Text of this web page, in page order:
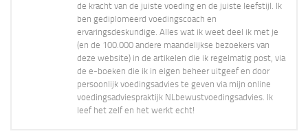
de kracht van de juiste voeding en de juiste leefstijl. Ik
ben gediplomeerd voedingscoach en
ervaringsdeskundige. Alles wat ik weet deel ik met je
(en de 100.000 andere maandelijkse bezoekers van
deze website) in de artikelen die ik regelmatig post, via
de e-boeken die ik in eigen beheer uitgeef en door
persoonlijk voedingsadvies te geven via mijn online
voedingsadviespraktijk NLbewustvoedingsadvies. Ik
leef het zelf en het werkt echt!